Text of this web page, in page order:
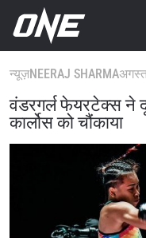
न्यूज़NEERAJ SHARMA
वंडरगर्ल फेयरटेक्स ने
कार्लोस को चौंकाया